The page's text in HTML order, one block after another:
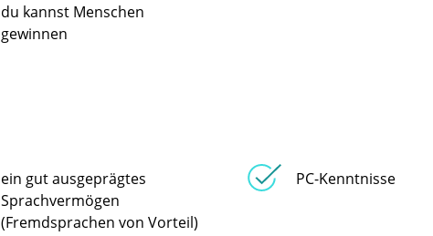
du kannst Menschen
gewinnen
ein gut ausgeprägtes
Sprachvermögen
(Fremdsprachen von Vorteil)
PC-Kenntnisse